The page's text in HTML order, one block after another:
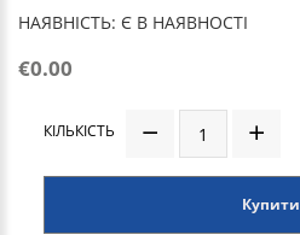
НАЯВНІСТЬ: Є В НАЯВНОСТІ
€0.00
КІЛЬКІСТЬ
Купити